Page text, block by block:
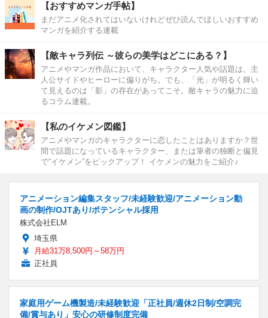
【おすすめマンガ手帖】
まだアニメ化されてはいないけれどぜひ読んでほしいおすすめ
マンガを紹介する連載
【敵キャラ列伝 ～彼らの美学はどこにある？】
アニメやマンガ作品において、キャラクター人気や話題は、主
人公サイドやヒーローに偏りがち。でも、「光」が明るく輝い
て見えるのは「影」の存在があってこそ。敵キャラの魅力に迫
るコラム連載。
【私のイケメン図鑑】
アニメやマンガのキャラクターに恋したことはありますか？世
間で話題になっているキャラクター、または筆者の独断と偏見
で“イケメン”をピックアップ！ イケメンの魅力をご紹介♪
アニメーション編集スタッフ/未経験歓迎/アニメーション動
画の制作/OJTあり/ポテンシャル採用
株式会社ELM
埼玉県
月給31万8,500円～58万円
正社員
家庭用ゲーム機製造/未経験歓迎「正社員/週休2日制/空調完
備/賞与あり」安心の研修制度完備